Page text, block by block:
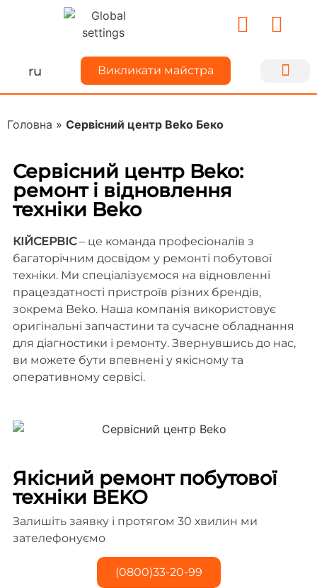
ru Викликати майстра
Головна » Сервісний центр Beko Беко
Сервісний центр Beko:
ремонт і відновлення
техніки Beko
КІЙСЕРВІС– це команда професіоналів з
багаторічним досвідом у ремонті побутової
техніки. Ми спеціалізуємося на відновленні
працездатності пристроїв різних брендів,
зокрема Beko. Наша компанія використовує
оригінальні запчастини та сучасне обладнання
для діагностики і ремонту. Звернувшись до нас,
ви можете бути впевнені у якісному та
оперативному сервісі.
Якісний ремонт побутової
техніки BEKO
Залишіть заявку і протягом 30 хвилин ми
зателефонуємо
(0800)33-20-99